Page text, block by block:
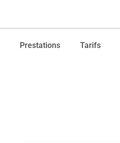
Prestations Tarifs